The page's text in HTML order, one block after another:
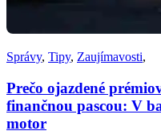
Správy, Tipy, Zaujímavosti,
Prečo ojazdené
finančnou pascou: V
motor